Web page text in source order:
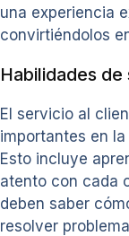
una experiencia
convirtiéndolos
Habilidades
El servicio al
importantes en
Esto incluye
atento con cada
deben saber
resolver